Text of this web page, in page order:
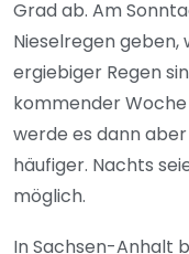
Grad ab. Am
Nieselregen
ergiebiger Regen
kommender
werde es dann
häufiger. Nachts
möglich.
In Sachsen-Anhalt